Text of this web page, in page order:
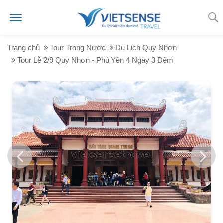
Trang chủ Tour Trong Nước
Du Lịch Quy Nhơn
Tour Lễ 2/9 Quy Nhơn - Phú Yên 4 Ngày 3 Đêm